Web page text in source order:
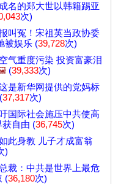
名的郑大世以韩籍踢亚
次)
叫冤！宋祖英当政协委
被娱乐 (39,728次)
气重度污染 投资富豪泪
(39,333次)
是新华网提供的党妈标
(37,317次)
国际社会施压中共使高
获自由 (36,745次)
此身教 儿子才成富翁
)
裁：中共是世界上最危
(36,180次)